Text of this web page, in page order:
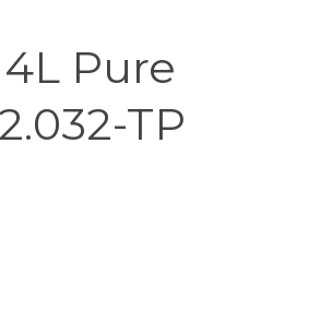
Pure
TP